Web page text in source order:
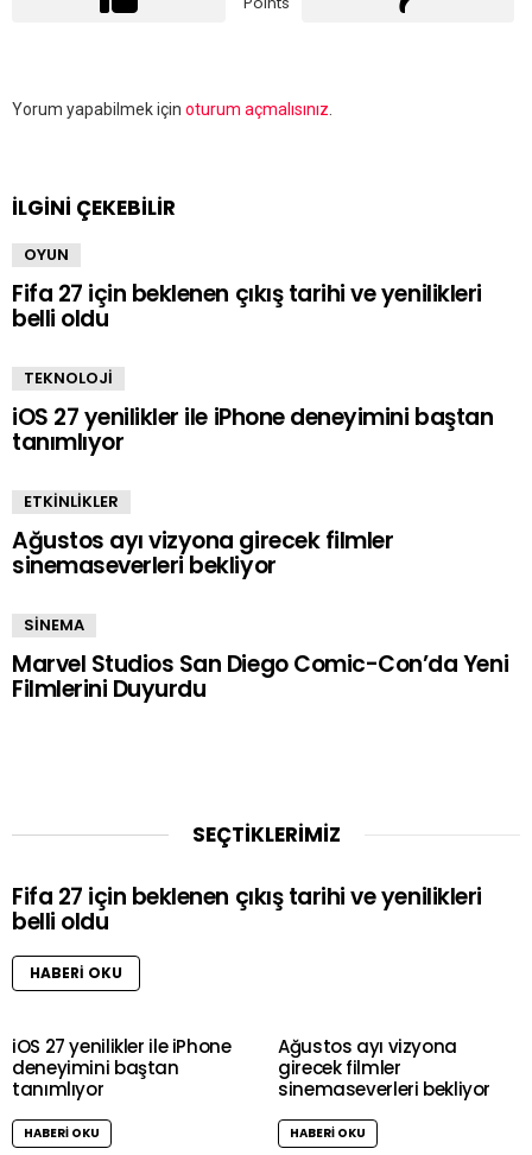
Bir
Yorum yapabilmek için oturum açmalısınız
İLGİNİ ÇEKEBİLİR
OYUN
Fifa 27 için beklenen çıkış tarihi ve yenilikleri
belli oldu
TEKNOLOJİ
iOS 27 yenilikler ile iPhone deneyimini baştan
tanımlıyor
ETKİNLİKLER
Ağustos ayı vizyona girecek filmler
sinemaseverleri bekliyor
SİNEMA
Marvel Studios San Diego Comic-Con’da Yeni
Filmlerini Duyurdu
SEÇTİKLERİMİZ
Fifa 27 için beklenen çıkış tarihi ve yenilikleri
belli oldu
HABERI OKU
iOS 27 yenilikler ile iPhone
deneyimini baştan
tanımlıyor
HABERI OKU
Ağustos ayı vizyona
girecek filmler
sinemaseverleri bekliyor
HABERI OKU